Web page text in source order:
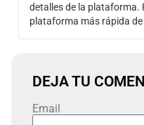
detalles de la plataforma.
plataforma más rápida
DEJA TU
Email